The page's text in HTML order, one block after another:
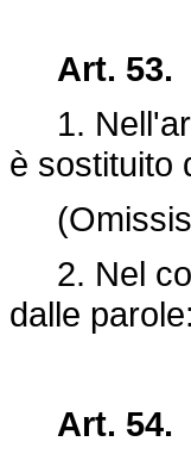
Art. 53.
1.
è sostituito
2. Nel
dalle
Art. 54.